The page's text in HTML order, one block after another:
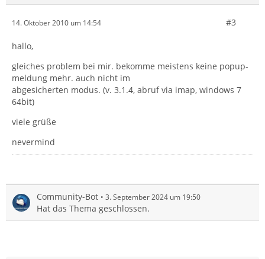
14. Oktober 2010 um 14:54 #3
hallo,
gleiches problem bei mir. bekomme meistens keine popup-
meldung mehr. auch nicht im
abgesicherten modus. (v. 3.1.4, abruf via imap, windows 7
64bit)
viele grüße
nevermind
Community-Bot 3. September 2024 um 19:50
Hat das Thema geschlossen.